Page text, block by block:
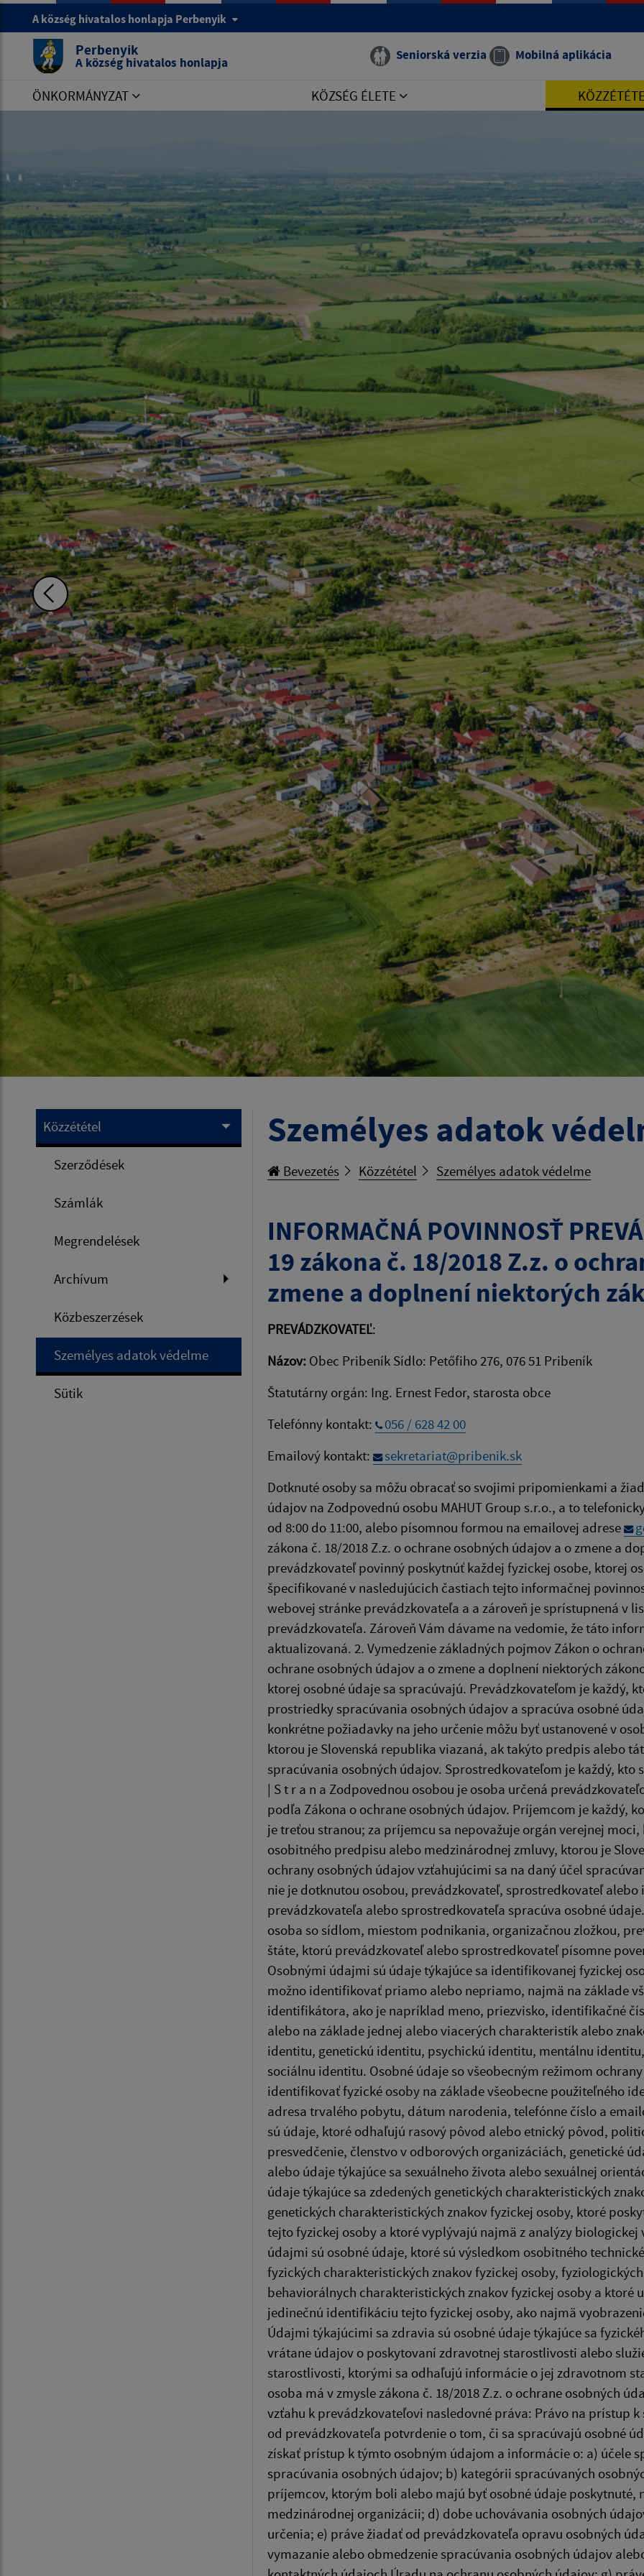
A község hivatalos honlapja Perbenyik
Perbenyik
A község hivatalos honlapja Seniorská verzia Mobilná aplikácia
ÖNKORMÁNYZAT KÖZSÉG ÉLETE
Közzététel
Szerződések
Számlák
Megrendelések
Archívum
Közbeszerzések
Személyes adatok védelme
Sütik
Személyes adatok
Bevezetés Közzététel Személyes adatok védelme
INFORMAČNÁ POVINNOSŤ
19 zákona č. 18/2018 Z.z. o
zmene a doplnení niektorých
PREVÁDZKOVATEĽ:
Názov: Obec Pribeník Sídlo: Petőfiho 276, 076 51 Pribeník
Štatutárny orgán: Ing. Ernest Fedor, starosta obce
Telefónny kontakt:
056 / 628 42 00
Emailový kontakt:
sekretariat@pribenik.sk
Dotknuté osoby sa môžu obracať so svojimi pripomienkami a
údajov na Zodpovednú osobu MAHUT Group s.r.o., a to
od 8:00 do 11:00, alebo písomnou formou na emailovej adrese